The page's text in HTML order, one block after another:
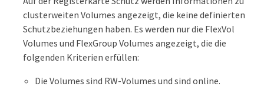
clusterweiten Volumes angezeigt, die keine definierten
Schutzbeziehungen haben. Es werden nur die FlexVol
Volumes und FlexGroup Volumes angezeigt, die die
folgenden Kriterien erfüllen:
Die Volumes sind RW-Volumes und sind online.